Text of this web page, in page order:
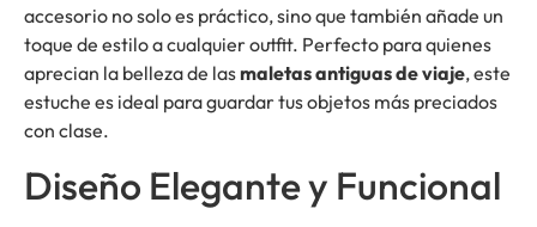
accesorio no solo es práctico, sino que también añade un
toque de estilo a cualquier outfit. Perfecto para quienes
aprecian la belleza de lasmaletas antiguas de viaje, este
estuche es ideal para guardar tus objetos más preciados
con clase.
Diseño Elegante y Funcional